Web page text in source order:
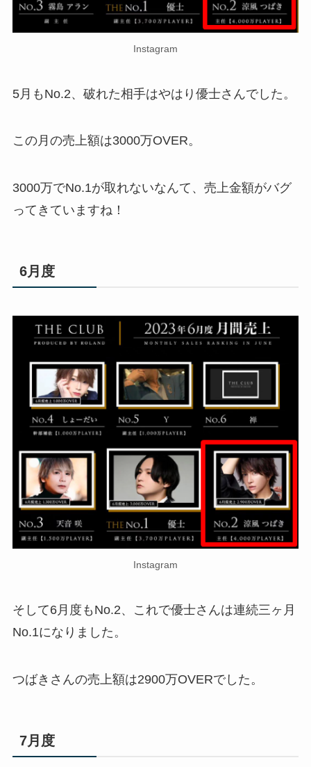
Instagram
5月もNo.2、破れた相手はやはり優士さんでした。
この月の売上額は3000万OVER。
3000万でNo.1が取れないなんて、売上金額がバグ
ってきていますね！
6月度
Instagram
そして6月度もNo.2、これで優士さんは連続三ヶ月
No.1になりました。
つばきさんの売上額は2900万OVERでした。
7月度